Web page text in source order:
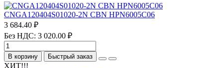
CNGA120404S01020-2N CBN HPN6005C06
3 684.40 ₽
Без НДС: 3 020.00 ₽
В корзину Быстрый заказ
ХИТ!!!